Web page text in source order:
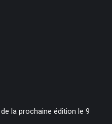
la prochaine édition le 9